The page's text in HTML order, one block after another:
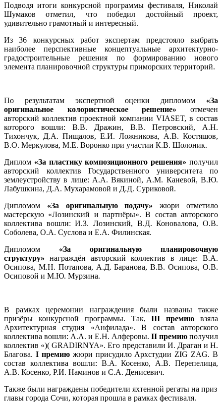
Подводя итоги конкурсной программы фестиваля, Николай
Шумаков отметил, что победил достойный проект,
удивительно грамотный и интересный.
Из 36 конкурсных работ экспертам предстояло выбрать
наиболее перспективные концептуальные архитектурно-
градостроительные решения по формированию нового
элемента планировочной структуры приморских территорий.
По результатам экспертной оценки дипломом «За
оригинальное колористическое решение» отмечен
авторский коллектив проектной компании VIASET, в состав
которого вошли: В.В. Дражин, В.В. Петровский, А.Н.
Тихончук, Д.А. Пищалов, Е.И. Ложникова, А.В. Костяшов,
В.О. Меркулова, М.Е. Воронко при участии К.В. Шолоник.
Диплом «За пластику композиционного решения»получил
авторский коллектив Государственного университета по
землеустройству в лице: А.А. Вякиной, А.М. Каневой, В.Ю.
Лабушкина, Д.А. Мухарамовой и Д.Д. Суриковой.
Дипломом «За оригинальную подачу» жюри отметило
мастерскую «Лозинский и партнёры». В состав авторского
коллектива вошли: И.З. Лозинский, В.Д. Коновалова, О.В.
Соболева, О.А. Суслова и Е.А. Филинская.
Дипломом «За оригинальную планировочную
структуру» награждён авторский коллектив в лице: В.А.
Осипова, М.Н. Потапова, А.Д. Баранова, В.В. Осипова, О.В.
Осиповой и М.Ю. Мурзина.
В рамках церемонии награждения были названы также
призёры конкурсной программы. Так,III премию взяла
Архитектурная студия «Анфилада». В состав авторского
коллектива вошли: А.А. и Е.Н. Алферовы. II премию получил
коллектив «)( GRADIRNYA». Его представили И. Драган и Н.
Благова. I премиюжюри присудило Архстудии ZIG ZAG. В
состав коллектива вошли: В.А. Косенко, А.В. Перепелица,
А.В. Косенко, Р.И. Наминов и С.А. Денисевич.
Также были награждены победители яхтенной регаты на приз
главы города Сочи, которая прошла в рамках фестиваля.